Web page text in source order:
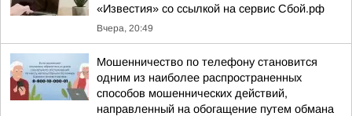
«Известия» со ссылкой на сервис Сбой.рф
Вчера, 20:49
Мошенничество по телефону становится
одним из наиболее распространенных
способов мошеннических действий,
направленный на обогащение путем обмана